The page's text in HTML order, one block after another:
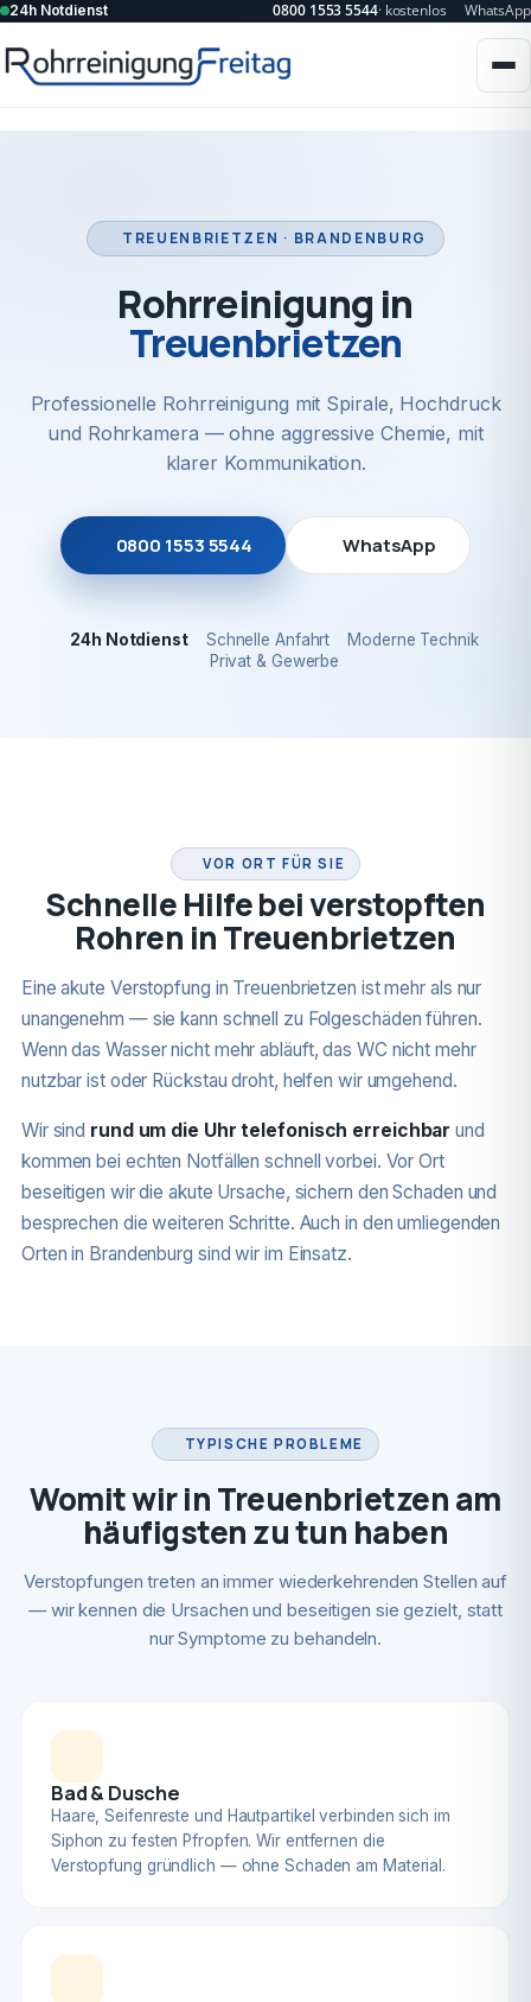
24h Notdienst 0800 1553 5544· kostenlos WhatsApp
TREUENBRIETZEN · BRANDENBURG
Rohrreinigung in
Treuenbrietzen
Professionelle Rohrreinigung mit Spirale, Hochdruck
und Rohrkamera — ohne aggressive Chemie, mit
klarer Kommunikation.
0800 1553 5544 WhatsApp
24h Notdienst Schnelle Anfahrt
Moderne Technik
Privat & Gewerbe
VOR ORT FÜR SIE
Schnelle Hilfe bei verstopften
Rohren in Treuenbrietzen
Eine akute Verstopfung in Treuenbrietzen ist mehr als nur
unangenehm — sie kann schnell zu Folgeschäden führen.
Wenn das Wasser nicht mehr abläuft, das WC nicht mehr
nutzbar ist oder Rückstau droht, helfen wir umgehend.
Wir sind rund um die Uhr telefonisch erreichbar und
kommen bei echten Notfällen schnell vorbei. Vor Ort
beseitigen wir die akute Ursache, sichern den Schaden und
besprechen die weiteren Schritte. Auch in den umliegenden
Orten in Brandenburg sind wir im Einsatz.
TYPISCHE PROBLEME
Womit wir in Treuenbrietzen am
häufigsten zu tun haben
Verstopfungen treten an immer wiederkehrenden Stellen auf
— wir kennen die Ursachen und beseitigen sie gezielt, statt
nur Symptome zu behandeln.
Bad & Dusche
Haare, Seifenreste und Hautpartikel verbinden sich im
Siphon zu festen Pfropfen. Wir entfernen die
Verstopfung gründlich — ohne Schaden am Material.